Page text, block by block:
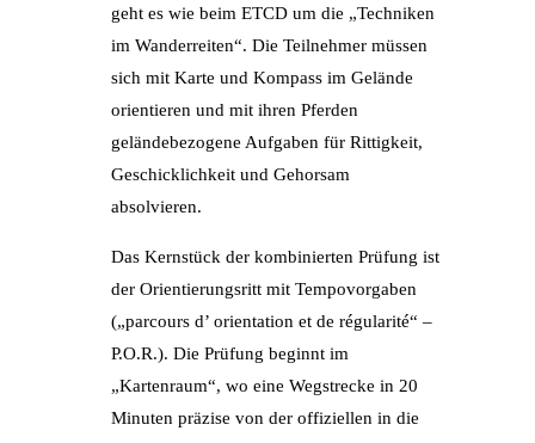
geht es wie beim ETCD um die „Techniken
im Wanderreiten“. Die Teilnehmer müssen
sich mit Karte und Kompass im Gelände
orientieren und mit ihren Pferden
geländebezogene Aufgaben für Rittigkeit,
Geschicklichkeit und Gehorsam
absolvieren.
Das Kernstück der kombinierten Prüfung ist
der Orientierungsritt mit Tempovorgaben
(„parcours d’ orientation et de régularité“ –
P.O.R.). Die Prüfung beginnt im
„Kartenraum“, wo eine Wegstrecke in 20
Minuten präzise von der offiziellen in die